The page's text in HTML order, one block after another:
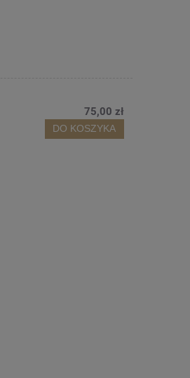
75,00 zł
DO KOSZYKA